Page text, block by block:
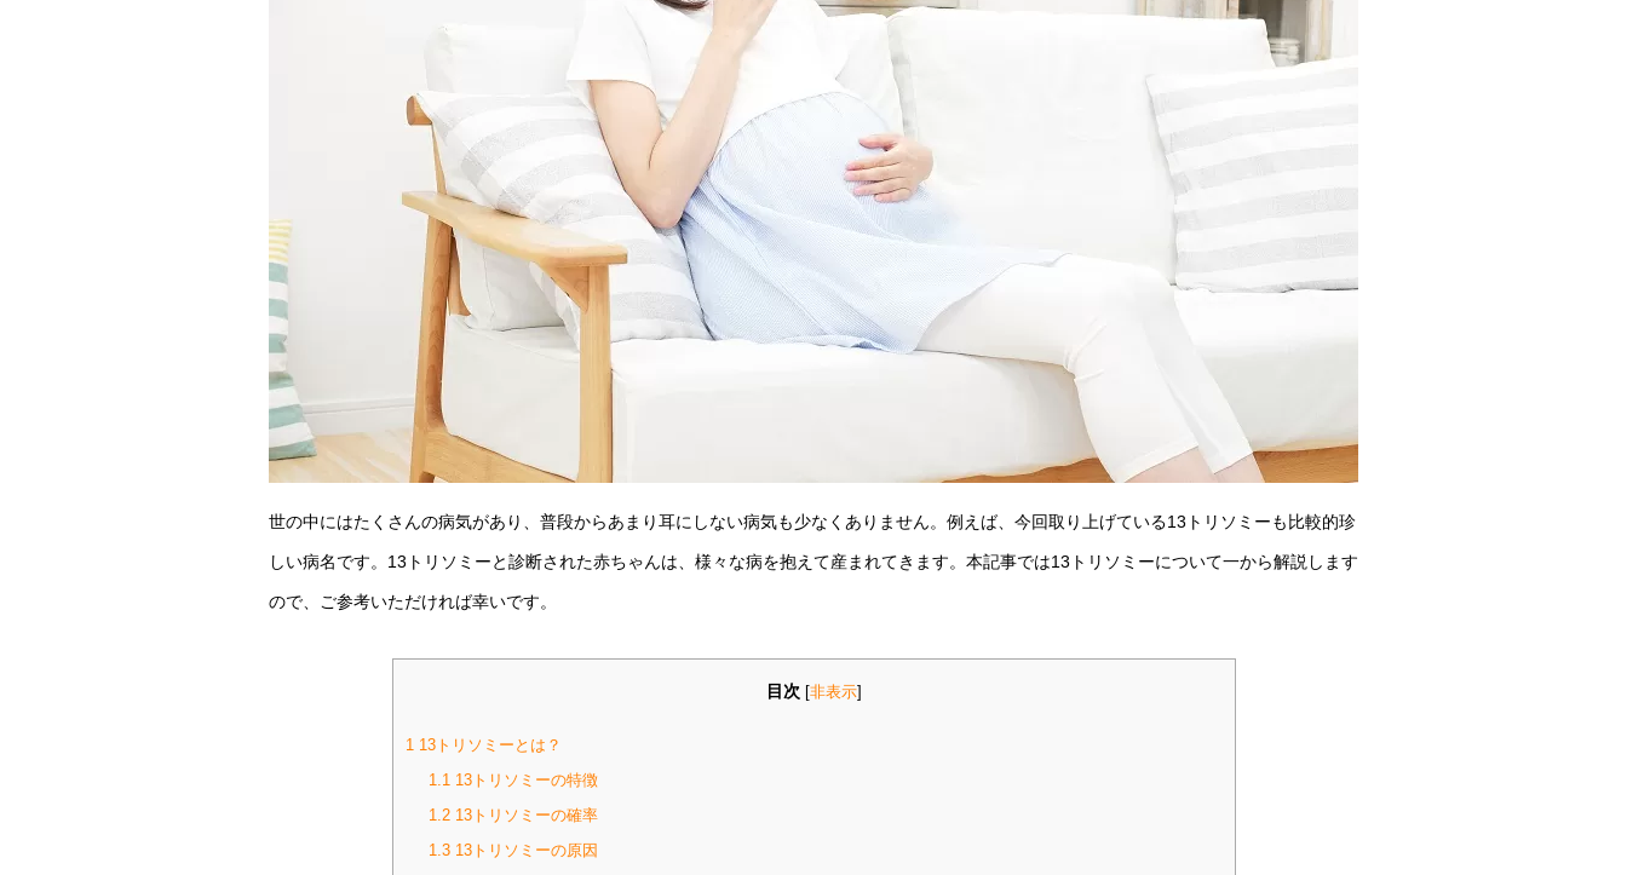
世の中にはたくさんの病気があり、普段からあまり耳にしない病気も少なくありません。例えば、今回取り上げている13トリソミーも比較的珍
しい病名です。13トリソミーと診断された赤ちゃんは、様々な病を抱えて産まれてきます。本記事では13トリソミーについて一から解説します
ので、ご参考いただければ幸いです。
目次 非表示]
113トリソミーとは？
1.1 13トリソミーの特徴
1.2 13トリソミーの確率
1.3 13トリソミーの原因